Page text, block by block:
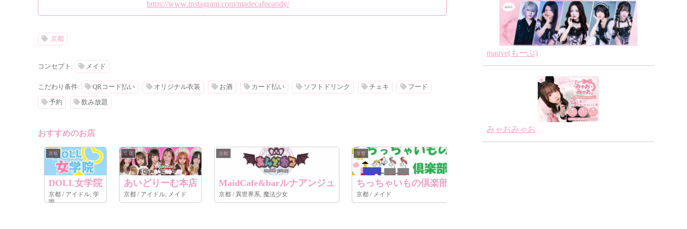
https://www.instagram.com/madecafecandy/
京都
コンセプト: メイド
こだわり条件: QRコード払い オリジナル衣装 お酒 カード払い ソフトドリンク チェキ フード
予約 飲み放題
おすすめのお店
京都
DOLL女学院
京都 / アイドル, 学
園
京都
あいどりーむ本店
京都 / アイドル, メイド
京都
MaidCafe&barルナアンジュ
京都 / 異世界系, 魔法少女
京都
ちっちゃいもの倶楽部
京都 / メイド
mauve(もーぶ)
みゃおみゃお